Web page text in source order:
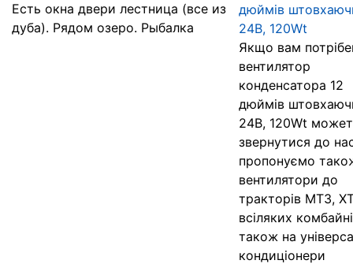
Есть окна двери лестница (все из
дуба). Рядом озеро. Рыбалка
дюймів
24В, 120Wt
Якщо вам
вентилятор
конденсатора 12
дюймів
24В, 120Wt
звернутися до
пропонуємо
вентилятори до
тракторів МТЗ,
всіляких
також на
кондиціонери